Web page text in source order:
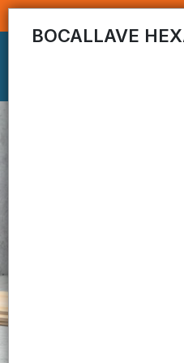
BOCALLAVE